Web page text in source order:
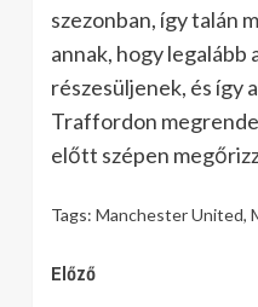
szezonban, így talán
annak, hogy legalább
részesüljenek, és így
Traffordon
előtt szépen
Tags: Manchester United,
Continue
Előző